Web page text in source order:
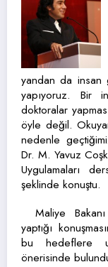
yandan da insan
yapıyoruz. Bir
doktoralar
öyle değil.
nedenle
Dr. M. Yavuz
Uygulamaları
şeklinde konuştu.
Maliye
yaptığı
bu hedeflere
önerisinde